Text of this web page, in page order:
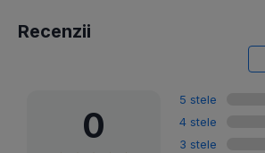
Recenzii
0
5 stele
4 stele
3 stele